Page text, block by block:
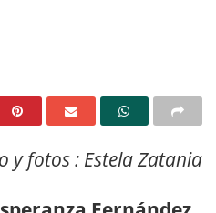
y fotos : Estela Zatania